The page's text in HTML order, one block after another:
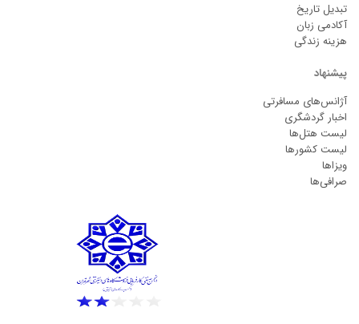
تبدیل تاریخ
آکادمی زبان
هزینه زندگی
پیشنهاد
آژانس‌های مسافرتی
اخبار گردشگری
لیست هتل‌ها
لیست کشورها
ویزاها
صرافی‌ها